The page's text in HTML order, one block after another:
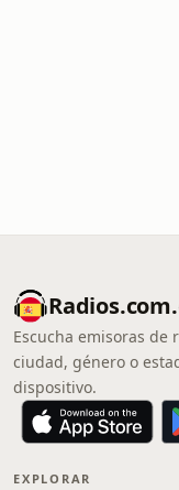
Escucha emisoras de
ciudad, género o
dispositivo.
EXPLORAR